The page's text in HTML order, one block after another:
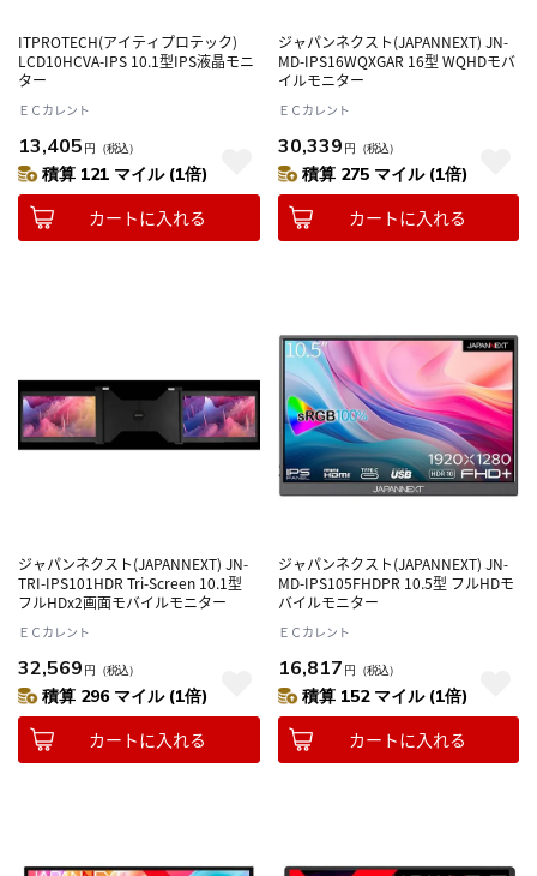
ITPROTECH(アイティプロテック)
LCD10HCVA-IPS 10.1型IPS液晶モニ
ター
ＥＣカレント
13,405 円 （税込）
積算 121 マイル (1倍)
カートに入れる
ジャパンネクスト(JAPANNEXT) JN-
MD-IPS16WQXGAR 16型 WQHDモバ
イルモニター
ＥＣカレント
30,339 円 （税込）
積算 275 マイル (1倍)
カートに入れる
ジャパンネクスト(JAPANNEXT) JN-
TRI-IPS101HDR Tri-Screen 10.1型
フルHDx2画面モバイルモニター
ＥＣカレント
32,569 円 （税込）
積算 296 マイル (1倍)
カートに入れる
ジャパンネクスト(JAPANNEXT) JN-
MD-IPS105FHDPR 10.5型 フルHDモ
バイルモニター
ＥＣカレント
16,817 円 （税込）
積算 152 マイル (1倍)
カートに入れる